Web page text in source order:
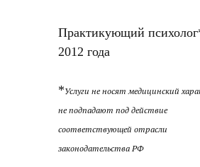
Практикующий
2012 года
*Услуги не носят медицинский
не подпадают под действие
соответствующей отрасли
законодательства РФ